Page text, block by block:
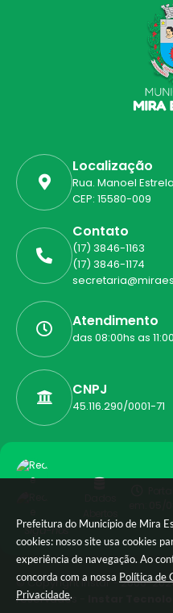
Prefeitura do Município de Mira
cookies: nosso site usa cookies
experiência de navegação. Ao
concorda com a nossa Política de
Privacidade.
Localização
Rua. Manoel
CEP: 15580-009
Contato
(17) 3846-1163
(17) 3846-1174
Atendimento
das 08:00hs as
CNPJ
45.116.290/0001-71
Siga-nos
© Copyright Instar - 2006-
reservados -